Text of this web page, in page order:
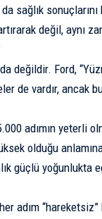
sağlık
değil, aynı
değildir. Ford,
de vardır, ancak
adımın yeterli
olduğu
güçlü yoğunlukta
adım